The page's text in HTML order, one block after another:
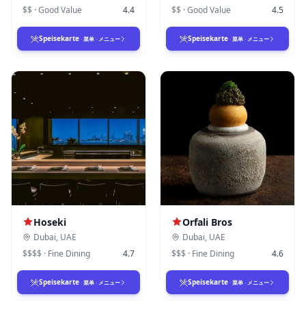
$$ ·Good Value 4.4
Speisekarte · 菜单 · メニュー
$$ ·Good Value 4.5
Speisekarte · 菜单 · メニュー
Hoseki
Dubai, UAE
$$$$ · Fine Dining 4.7
Speisekarte · 菜单 · メニュー
Orfali Bros
Dubai, UAE
$$$ · Fine Dining 4.6
Speisekarte · 菜单 · メニュー